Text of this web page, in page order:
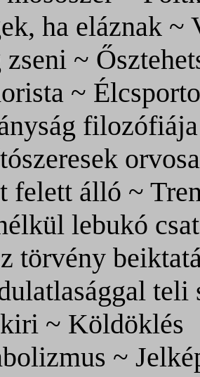
ha eláznak ~
zseni ~
~
felett álló ~
lebukó
törvény
teli
~ Köldöklés
~